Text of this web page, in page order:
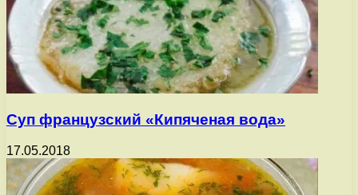
Суп французский «Кипяченая вода»
17.05.2018